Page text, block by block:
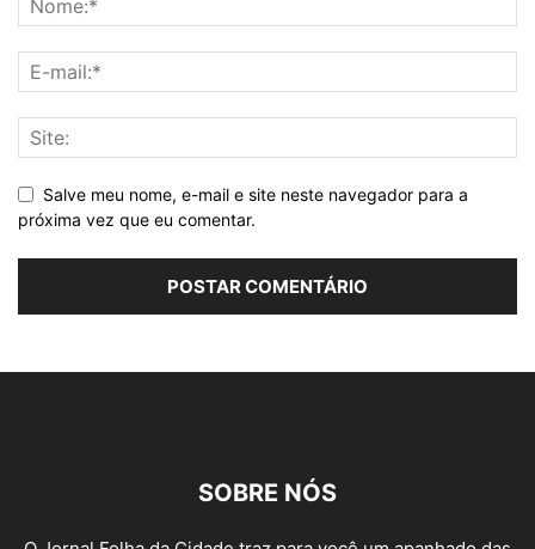
Salve meu nome, e-mail e site neste navegador para a
próxima vez que eu comentar.
SOBRE NÓS